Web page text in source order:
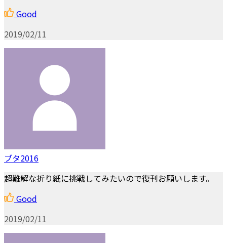
Good
2019/02/11
ブタ2016
超難解な折り紙に挑戦してみたいので復刊お願いします。
Good
2019/02/11